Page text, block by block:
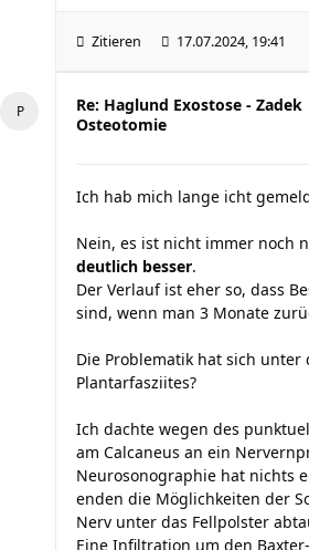
Zitieren 17.07.2024, 19:41
Re: Haglund Exostose - Zadek
Osteotomie
Ich hab mich lange icht
Nein, es ist nicht immer noch
deutlich besser.
Der Verlauf ist eher so, dass
sind, wenn man 3 Monate
Die Problematik hat sich unter
Plantarfasziites?
Ich dachte wegen des
am Calcaneus an ein
Neurosonographie hat nichts
enden die Möglichkeiten der
Nerv unter das Fellpolster
Eine Infiltration um den